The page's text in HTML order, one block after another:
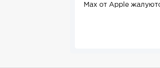
Max от Apple